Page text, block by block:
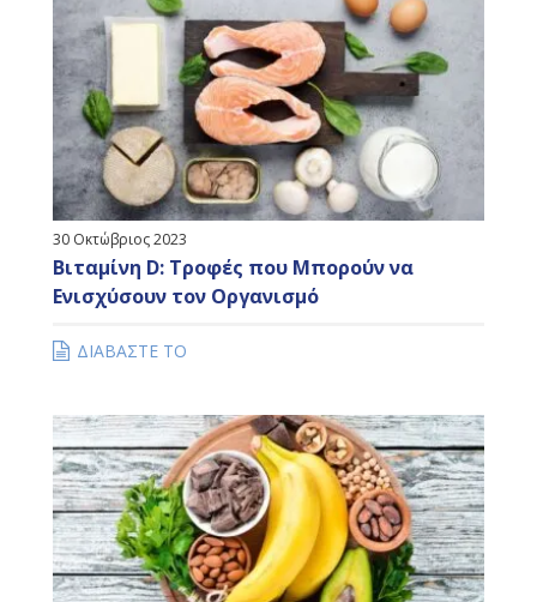
30 Οκτώβριος 2023
Βιταμίνη D: Τροφές που Mπορούν να
Eνισχύσουν τον Oργανισμό
ΔΙΑΒΑΣΤΕ ΤΟ